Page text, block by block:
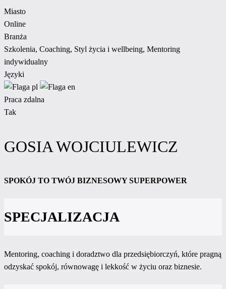
Miasto
Online
Branża
Szkolenia, Coaching, Styl życia i wellbeing, Mentoring
indywidualny
Języki
Praca zdalna
Tak
GOSIA WOJCIULEWICZ
SPOKÓJ TO TWÓJ BIZNESOWY SUPERPOWER
SPECJALIZACJA
Mentoring, coaching i doradztwo dla przedsiębiorczyń, które pragną
odzyskać spokój, równowagę i lekkość w życiu oraz biznesie.